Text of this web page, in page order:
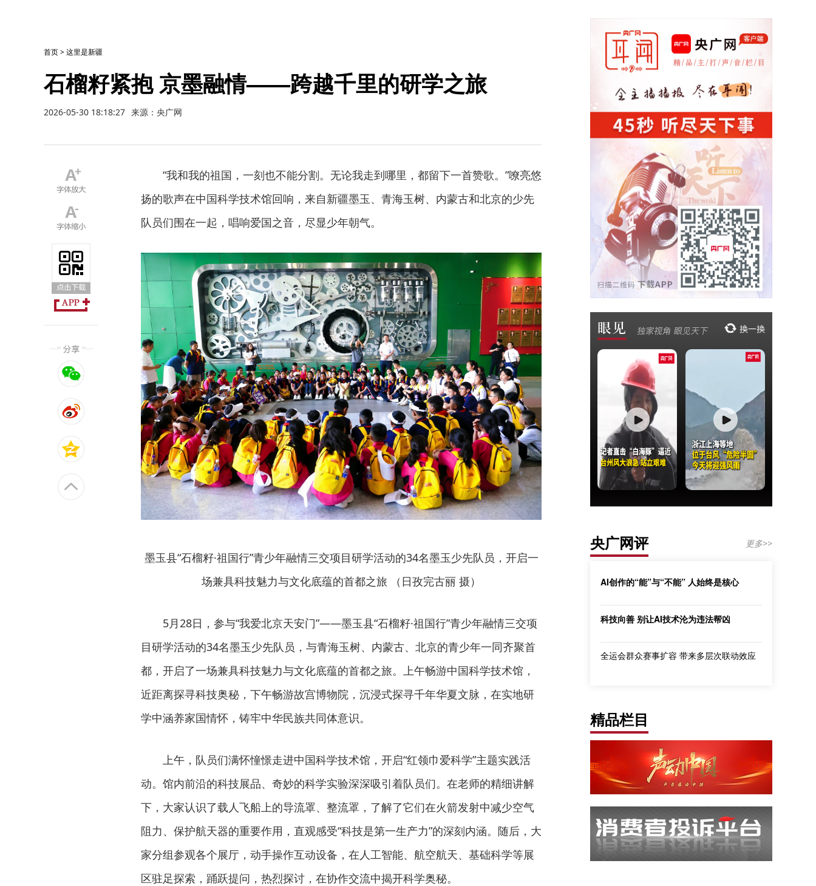
首页>这里是新疆
石榴籽紧抱 京墨融情——跨越千里的研学之旅
2026-05-30 18:18:27 来源：央广网
“我和我的祖国，一刻也不能分割。无论我走到哪里，都留下一首赞歌。”嘹亮悠
扬的歌声在中国科学技术馆回响，来自新疆墨玉、青海玉树、内蒙古和北京的少先
队员们围在一起，唱响爱国之音，尽显少年朝气。
墨玉县“石榴籽·祖国行”青少年融情三交项目研学活动的34名墨玉少先队员，开启一
场兼具科技魅力与文化底蕴的首都之旅 （日孜完古丽 摄）
5月28日，参与“我爱北京天安门”——墨玉县“石榴籽·祖国行”青少年融情三交项
目研学活动的34名墨玉少先队员，与青海玉树、内蒙古、北京的青少年一同齐聚首
都，开启了一场兼具科技魅力与文化底蕴的首都之旅。上午畅游中国科学技术馆，
近距离探寻科技奥秘，下午畅游故宫博物院，沉浸式探寻千年华夏文脉，在实地研
学中涵养家国情怀，铸牢中华民族共同体意识。
上午，队员们满怀憧憬走进中国科学技术馆，开启“红领巾爱科学”主题实践活
动。馆内前沿的科技展品、奇妙的科学实验深深吸引着队员们。在老师的精细讲解
下，大家认识了载人飞船上的导流罩、整流罩，了解了它们在火箭发射中减少空气
阻力、保护航天器的重要作用，直观感受“科技是第一生产力”的深刻内涵。随后，大
家分组参观各个展厅，动手操作互动设备，在人工智能、航空航天、基础科学等展
区驻足探索，踊跃提问，热烈探讨，在协作交流中揭开科学奥秘。
央广网评 更多>>
AI创作的“能”与“不能” 人始终是核心
科技向善 别让AI技术沦为违法帮凶
全运会群众赛事扩容 带来多层次联动效应
精品栏目